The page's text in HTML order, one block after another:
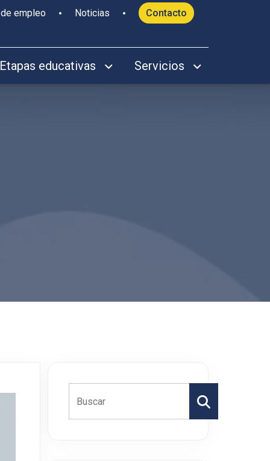
empleo Noticias Contacto
Etapas educativas Servicios
Buscar